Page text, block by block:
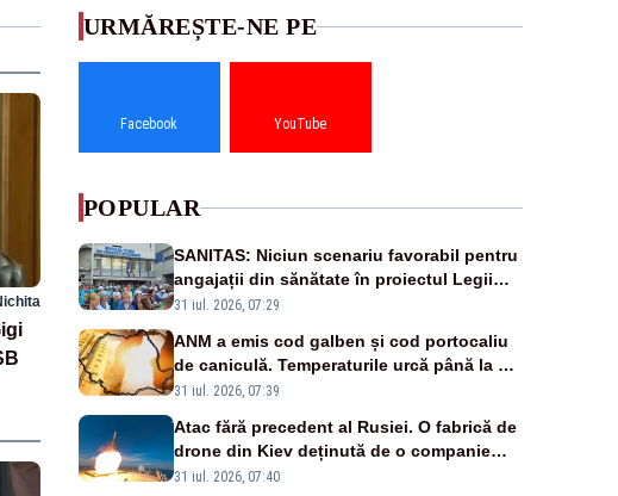
URMĂREȘTE-NE PE
Facebook YouTube
POPULAR
SANITAS: Niciun scenariu favorabil pentru
angajații din sănătate în proiectul Legii
salarizării
31 iul. 2026, 07:29
ANM a emis cod galben și cod portocaliu
de caniculă. Temperaturile urcă până la 38
de grade, iar nopțile devin tropicale
31 iul. 2026, 07:39
Atac fără precedent al Rusiei. O fabrică de
drone din Kiev deținută de o companie
americană, distrusă de o rachetă rusească
31 iul. 2026, 07:40